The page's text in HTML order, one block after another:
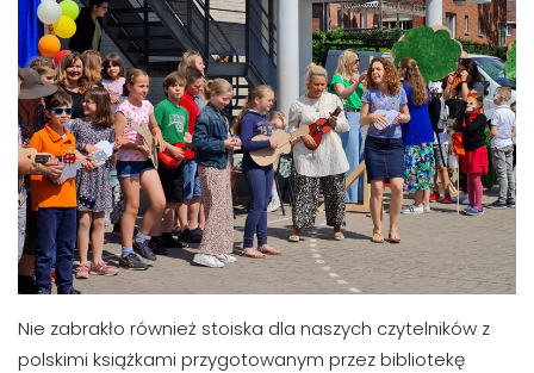
Nie zabrakło również stoiska dla naszych czytelników z
polskimi książkami przygotowanym przez bibliotekę